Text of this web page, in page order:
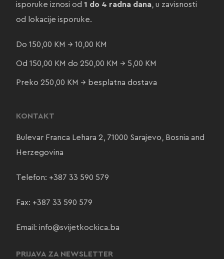
isporuke iznosi od 1 do 4 radna dana, u zavisnosti
od lokacije isporuke.
Do 150,00 KM → 10,00 KM
Od 150,00 KM do 250,00 KM → 5,00 KM
Preko 250,00 KM → besplatna dostava
KONTAKT
Bulevar Franca Lehara 2, 71000 Sarajevo, Bosnia and
Herzegovina
Telefon: +387 33 590 579
Fax: +387 33 590 579
Email: info@svijetkockica.ba
PRIJAVA ZA NEWSLETTER